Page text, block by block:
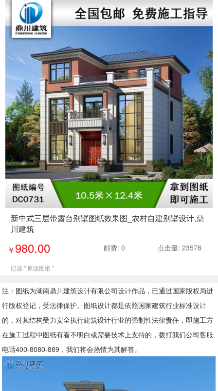
新中式三层带露台别墅图纸效果图_农村自建别墅设计,鼎
川建筑
￥980.00 邮费: 0 点击量: 23578
已选:" 原版图纸"
注：图纸为湖南鼎川建筑设计有限公司设计作品，已通过国家版权局进
行版权登记，受法律保护。图纸设计都是依照国家建筑行业标准设计
的，对其结构受力安全执行建筑设计行业的强制性法律责任，即施工方
在施工过程中图纸有看不明白或需要技术上支持的，拨打我们公司客服
电话400-8080-889，我们将会热情为其解答。